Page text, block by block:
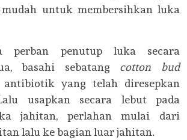
mudah untuk membersihkan luka
perban penutup luka secara
basahi sebatang cotton bud
antibiotik yang telah diresepkan
usapkan secara lebut pada
jahitan, perlahan mulai dari
lalu ke bagian luar jahitan.